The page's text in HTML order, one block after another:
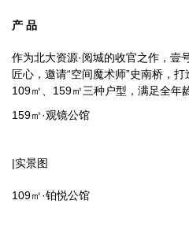
产 品
作为北大资源·阅城的收官之作，壹
匠心，邀请“空间魔术师”史南桥，
109㎡、159㎡三种户型，满足全年
159㎡·观镜公馆
|实景图
109㎡·铂悦公馆